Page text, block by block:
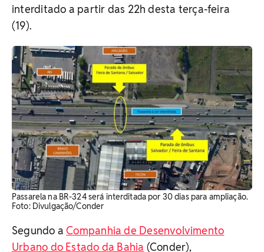
interditado a partir das 22h desta terça-feira
(19).
Passarela na BR-324 será interditada por 30 dias para ampliação.
Foto: Divulgação/Conder
Segundo aCompanhia de Desenvolvimento
Urbano do Estado da Bahia (Conder),